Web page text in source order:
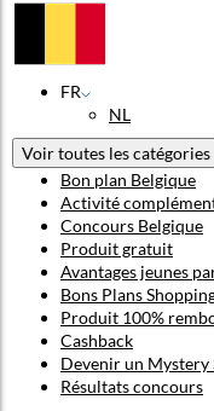
FR
NL
Voir toutes les catégories
Bon plan Belgique
Activité
Concours Belgique
Produit gratuit
Avantages jeunes
Bons Plans
Produit 100%
Cashback
Devenir un Mystery
Résultats concours